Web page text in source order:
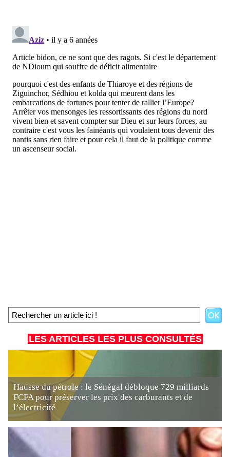
LES ARTICLES LES PLUS CONSULTÉS
Hausse du pétrole : le Sénégal débloque 729 milliards
FCFA pour préserver les prix des carburants et de
l’électricité